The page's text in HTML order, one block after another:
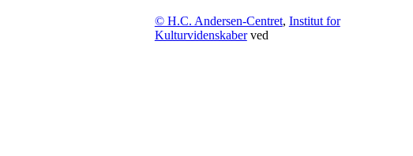
© H.C. Andersen-Centret, Institut for
Kulturvidenskaberved